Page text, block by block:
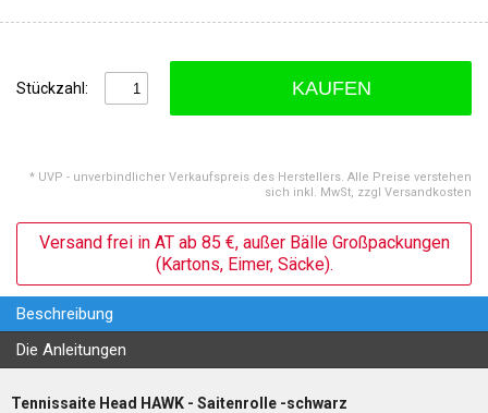
Stückzahl: KAUFEN
* UVP - unverbindlicher Verkaufspreis des Herstellers. Alle Preise verstehen
sich inkl. MwSt, zzgl Versandkosten
Versand frei in AT ab 85 €, außer Bälle Großpackungen
(Kartons, Eimer, Säcke).
Beschreibung
Die Anleitungen
Tennissaite Head HAWK - Saitenrolle -schwarz